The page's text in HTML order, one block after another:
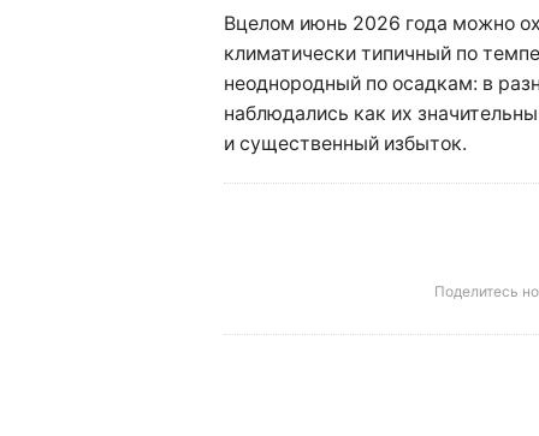
Вцелом июнь 2026 года можно
климатически типичный по
неоднородный по осадкам: в
наблюдались как их
и существенный избыток.
Поделитесь